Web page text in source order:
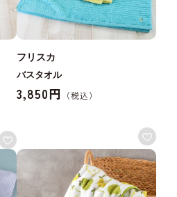
フリスカ
バスタオル
3,850円